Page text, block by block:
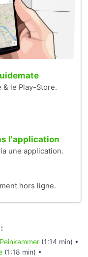
& le Play-Store.
l'application
une application.
hors ligne.
(1:14 min) •
(1:18 min) •